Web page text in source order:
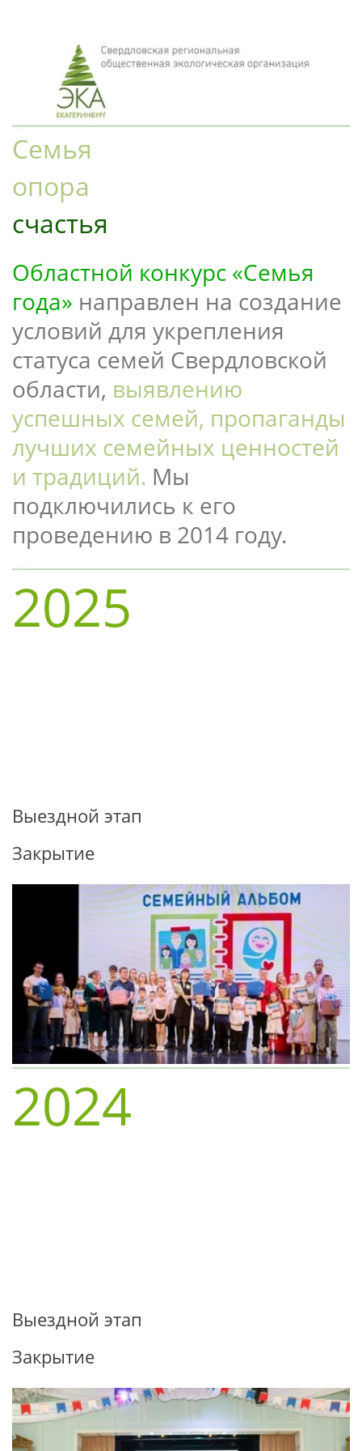
Семья
опора
счастья
Областной конкурс «Семья
года» направлен на создание
условий для укрепления
статуса семей Свердловской
области, выявлению
успешных семей, пропаганды
лучших семейных ценностей
и традиций. Мы
подключились к его
проведению в 2014 году.
2025
Выездной этап
Закрытие
2024
Выездной этап
Закрытие